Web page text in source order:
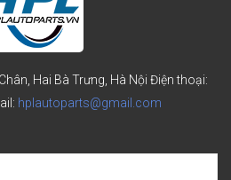
Hai Bà Trưng, Hà Nội Điện thoại:
hplautoparts@gmail.com